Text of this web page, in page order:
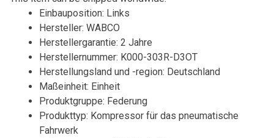
Einbauposition: Links
Hersteller: WABCO
Herstellergarantie: 2 Jahre
Herstellernummer: K000-303R-D3OT
Herstellungsland und -region: Deutschland
Maßeinheit: Einheit
Produktgruppe: Federung
Produkttyp: Kompressor für das pneumatische
Fahrwerk